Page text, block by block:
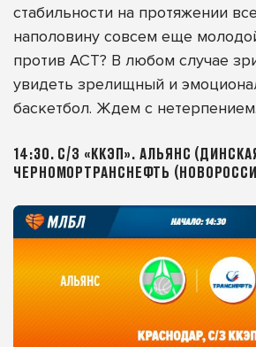
стабильности на протяжении
наполовину совсем еще
против АСТ? В любом случае
увидеть зрелищный и
баскетбол. Ждем с нетерпением.
14:30. С/З «ККЭП». АЛЬЯНС
ЧЕРНОМОРТРАНСНЕФТЬ